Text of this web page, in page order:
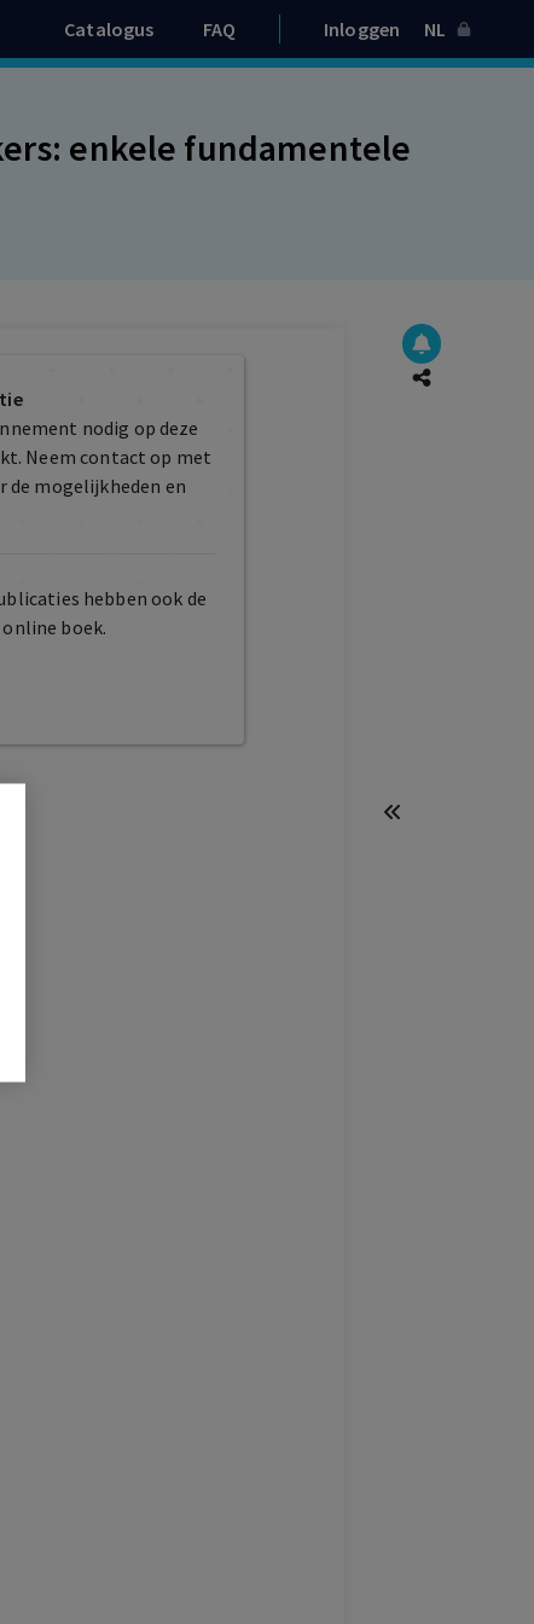
Catalogus FAQ Inloggen NL
enkele fundamentele
nodig op deze
Neem contact op met
mogelijkheden en
hebben ook de
boek.